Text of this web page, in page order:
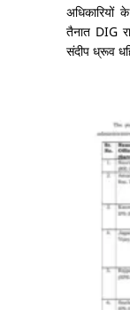
तैनात DIG
संदीप ध्रूव